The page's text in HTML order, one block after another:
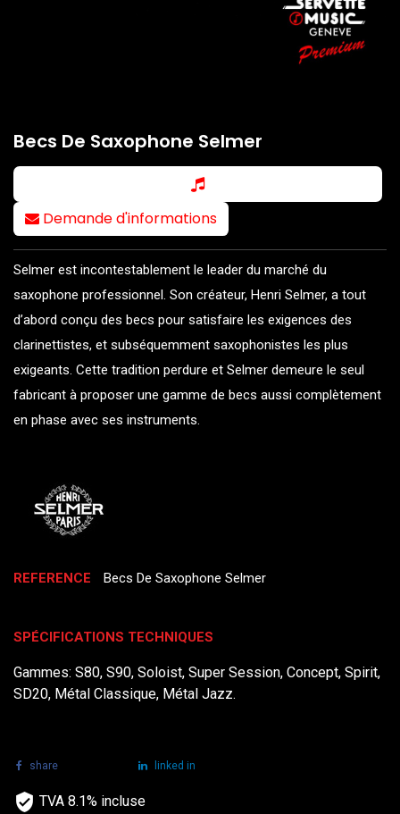
Becs De Saxophone Selmer
Demande d'informations
Selmer est incontestablement le leader du marché du
saxophone professionnel. Son créateur, Henri Selmer, a tout
d’abord conçu des becs pour satisfaire les exigences des
clarinettistes, et subséquemment saxophonistes les plus
exigeants. Cette tradition perdure et Selmer demeure le seul
fabricant à proposer une gamme de becs aussi complètement
en phase avec ses instruments.
REFERENCE Becs De Saxophone Selmer
SPÉCIFICATIONS TECHNIQUES
Gammes: S80, S90, Soloist, Super Session, Concept, Spirit,
SD20, Métal Classique, Métal Jazz.
share linked in
TVA 8.1% incluse